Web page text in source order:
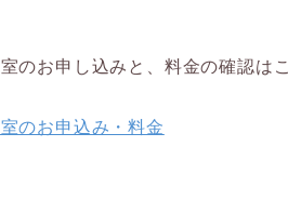
のお申し込みと、料金の確認は
のお申込み・料金